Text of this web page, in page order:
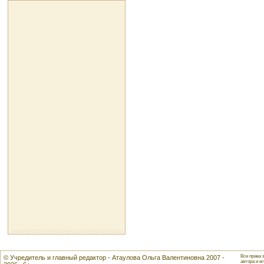
© Учредитель и главный редактор - Атаулова Ольга Валентиновна 2007 -
Все права
автора и